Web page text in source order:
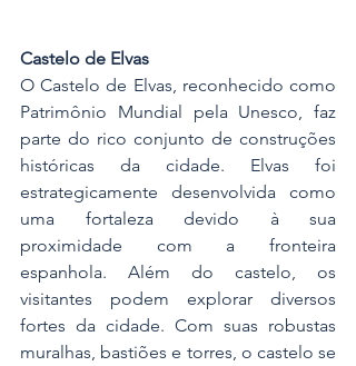
Castelo de Elvas
O Castelo de Elvas, reconhecido como
Patrimônio Mundial pela Unesco, faz
parte do rico conjunto de construções
históricas da cidade. Elvas foi
estrategicamente desenvolvida como
uma fortaleza devido à sua
proximidade com a fronteira
espanhola. Além do castelo, os
visitantes podem explorar diversos
fortes da cidade. Com suas robustas
muralhas, bastiões e torres, o castelo se